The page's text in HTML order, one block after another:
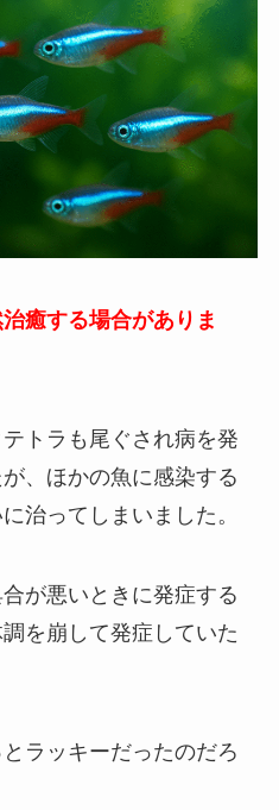
癒する場合がありま
トラも尾ぐされ病を発
、ほかの魚に感染する
治ってしまいました。
が悪いときに発症する
を崩して発症していた
ラッキーだったのだろ